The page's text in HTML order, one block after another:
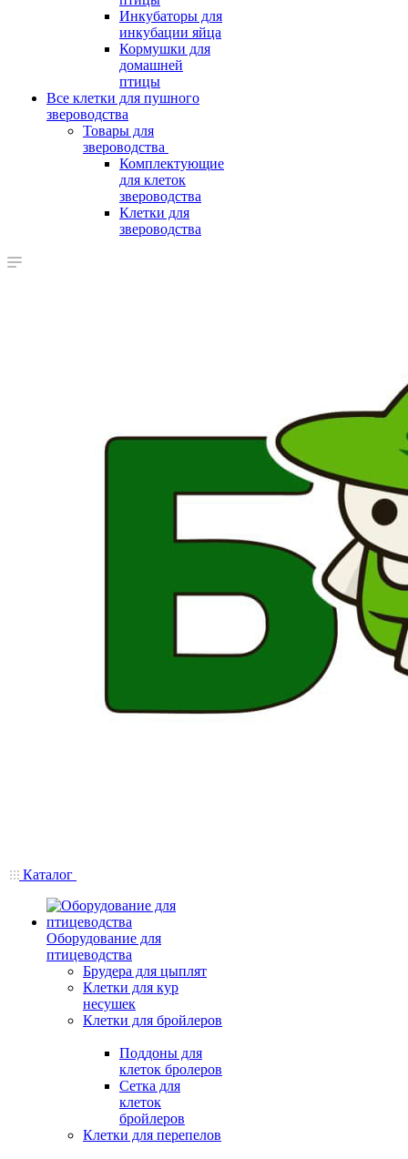
Инкубаторы для
инкубации яйца
Кормушки для
домашней
птицы
Все клетки для пушного
звероводства
Товары для
звероводства
Комплектующие
для клеток
звероводства
Клетки для
звероводства
Каталог
Оборудование для
птицеводства
Брудера для цыплят
Клетки для кур
несушек
Клетки для бройлеров
Поддоны для
клеток бролеров
Сетка для
клеток
бройлеров
Клетки для перепелов